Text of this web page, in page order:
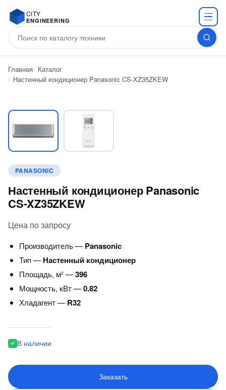
CITY
ENGINEERING
Главная Каталог
Настенный кондиционер Panasonic CS-XZ35ZKEW
PANASONIC
Настенный кондиционер Panasonic
CS-XZ35ZKEW
Цена по запросу
Производитель — Panasonic
Тип — Настенный кондиционер
Площадь, м² —396
Мощность, кВт —0.82
Хладагент — R32
В наличии
Заказать